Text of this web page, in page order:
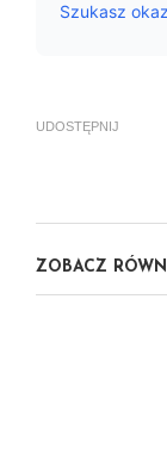
Szukasz
UDOSTĘPNIJ
ZOBACZ